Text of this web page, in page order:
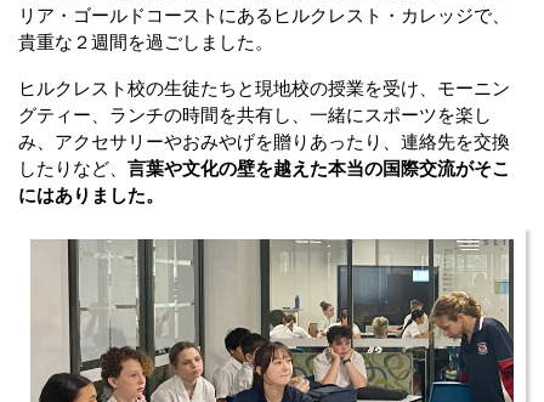
リア・ゴールドコーストにあるヒルクレスト・カレッジで、
貴重な２週間を過ごしました。
ヒルクレスト校の生徒たちと現地校の授業を受け、モーニン
グティー、ランチの時間を共有し、一緒にスポーツを楽し
み、アクセサリーやおみやげを贈りあったり、連絡先を交換
したりなど、 言葉や文化の壁を越えた本当の国際交流がそこ
にはありました。